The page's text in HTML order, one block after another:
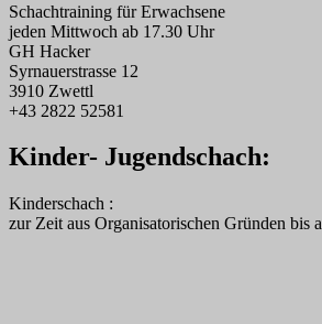
Schachtraining für Erwachsene
jeden Mittwoch ab 17.30 Uhr
GH Hacker
Syrnauerstrasse 12
3910 Zwettl
+43 2822 52581
Kinder- Jugendschach:
Kinderschach :
zur Zeit aus Organisatorischen Gründen bis